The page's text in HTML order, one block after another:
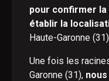
pour confirmer
établir la
Haute-Garonne
Une fois les
Garonne (31),